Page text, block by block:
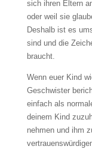
sich ihren Eltern
oder weil sie
Deshalb ist es
sind und die
braucht.
Wenn euer Kind
Geschwister
einfach als
deinem Kind
nehmen und ihm